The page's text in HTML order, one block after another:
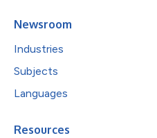
Newsroom
Industries
Subjects
Languages
Resources